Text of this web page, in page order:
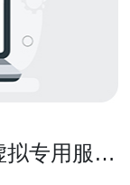
专用服务